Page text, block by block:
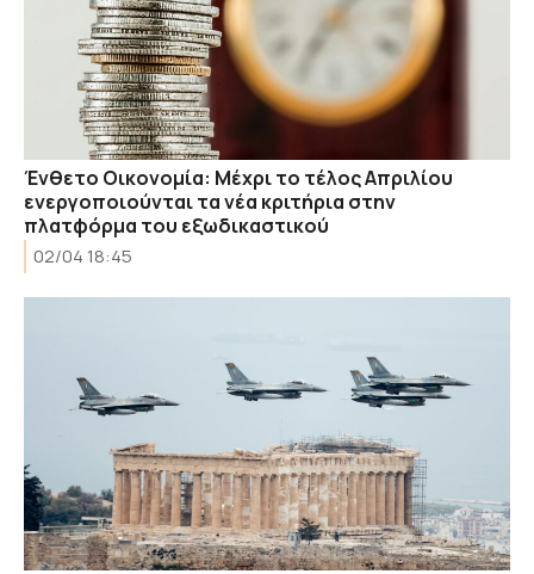
Ένθετο Οικονομία: Μέχρι το τέλος Απριλίου
ενεργοποιούνται τα νέα κριτήρια στην
πλατφόρμα του εξωδικαστικού
02/04 18:45